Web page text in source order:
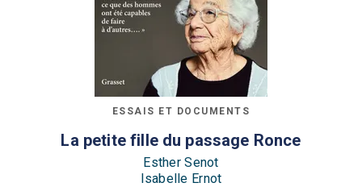
ESSAIS ET DOCUMENTS
La petite fille du passage Ronce
Esther Senot
Isabelle Ernot